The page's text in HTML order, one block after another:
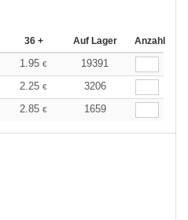
36 + Auf Lager Anzahl
1.95 €
19391
2.25 €
3206
2.85 € 1659